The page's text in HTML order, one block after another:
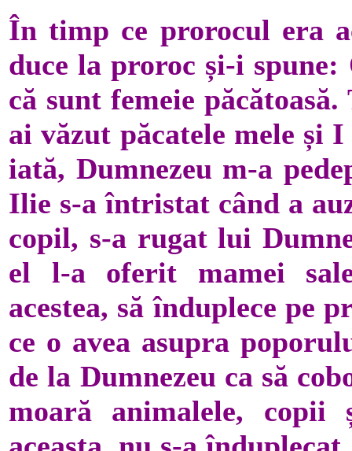
În timp ce prorocul era
duce la proroc și-i
că sunt femeie
ai văzut păcatele mele și
iată, Dumnezeu m-a
Ilie s-a întristat când a
copil, s-a rugat lui
el l-a oferit mamei
acestea, să înduplece pe
ce o avea asupra
de la Dumnezeu ca să
moară animalele,